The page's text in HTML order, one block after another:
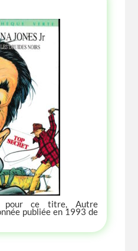
pour ce titre, Autre
publiée en 1993 de